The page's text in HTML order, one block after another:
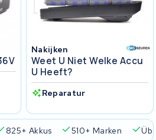
Nakijken
Weet U Niet Welke Accu
U Heeft?
Reparatur
825+ Akkus 510+ Marken